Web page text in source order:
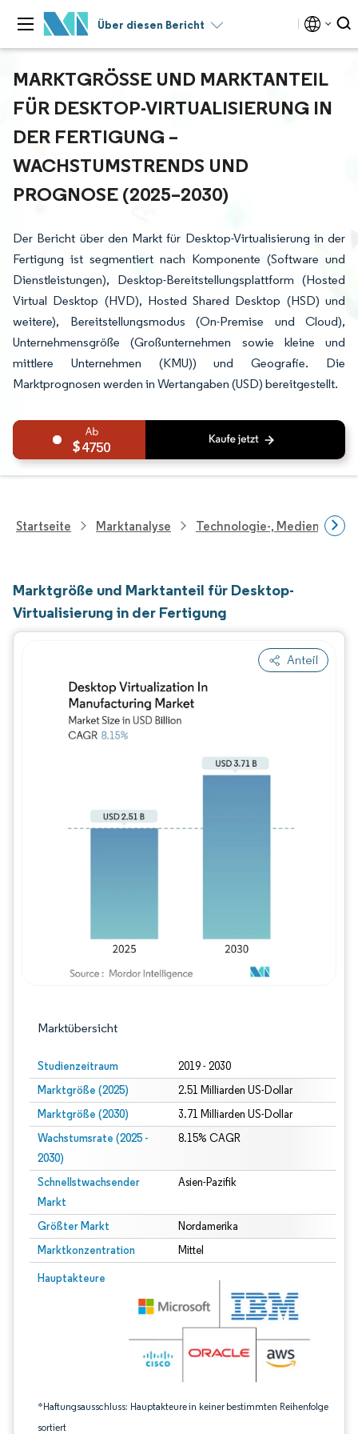
Über diesen Bericht
MARKTGRÖSSE UND MARKTANTEIL F
ÜR DESKTOP-VIRTUALISIERUNG IN D
ER FERTIGUNG – W
ACHSTUMSTRENDS UND P
ROGNOSE (2025–2030)
Der Bericht über den Markt für Desktop-Virtualisierung in der
Fertigung ist segmentiert nach Komponente (Software und
Dienstleistungen), Desktop-Bereitstellungsplattform (Hosted
Virtual Desktop (HVD), Hosted Shared Desktop (HSD) und
weitere), Bereitstellungsmodus (On-Premise und Cloud),
Unternehmensgröße (Großunternehmen sowie kleine und
mittlere Unternehmen (KMU)) und Geografie. Die
Marktprognosen werden in Wertangaben (USD) bereitgestellt.
4750
Startseite Marktanalyse Technologie-, Medien- Und
Marktgröße und Marktanteil für Desktop-
Virtualisierung in der Fertigung
Anteil
Marktübersicht
Studienzeitraum 2019 - 2030
Marktgröße (2025) 2.51 Milliarden US-Dollar
Marktgröße (2030) 3.71 Milliarden US-Dollar
Wachstumsrate (2025 -
2030)
8.15% CAGR
Schnellstwachsender
Markt
Asien-Pazifik
Größter Markt Nordamerika
Marktkonzentration Mittel
Hauptakteure
*Haftungsausschluss: Hauptakteure in keiner bestimmten Reihenfolge
sortiert
Bild © Mordor Intelligence. Wiederverwendung erfordert Namensnennung